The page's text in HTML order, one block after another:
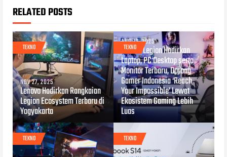
RELATED POSTS
TEKNO
NOV 27, 2025
Lenovo Hadirkan Rangkaian
Legion Ecosystem Terbaru di
Yogyakarta
TEKNO
AUG 12, 2025
Lenovo Legion Hadirkan
Laptop, PC Desktop serta
Monitor Terbaru, Dorong
Gamer Indonesia ‘Reach
Your Impossible’ Lewat
Ekosistem Gaming Lebih
Luas
TEKNO TEKNO